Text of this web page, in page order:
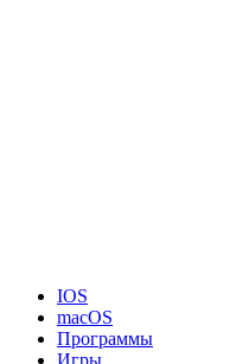
IOS
macOS
Программы
Игры